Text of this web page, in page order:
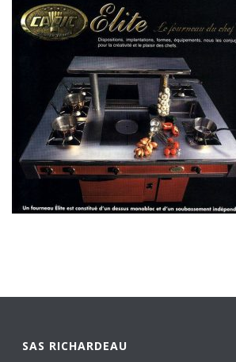
SAS RICHARDEAU